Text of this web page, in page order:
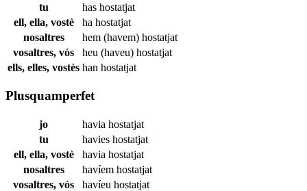
tu
has hostatjat
ell, ella, vostè
ha hostatjat
nosaltres
hem (havem) hostatjat
vosaltres, vós
heu (haveu) hostatjat
ells, elles, vostès han hostatjat
Plusquamperfet
jo havia hostatjat
tu
havies hostatjat
ell, ella, vostè
havia hostatjat
nosaltres
havíem hostatjat
vosaltres, vós
havíeu hostatjat